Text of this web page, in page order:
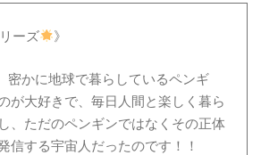
ーズ 》
密かに地球で暮らしているペンギ
が大好きで、毎日人間と楽しく暮ら
、ただのペンギンではなくその正体
信する宇宙人だったのです！！